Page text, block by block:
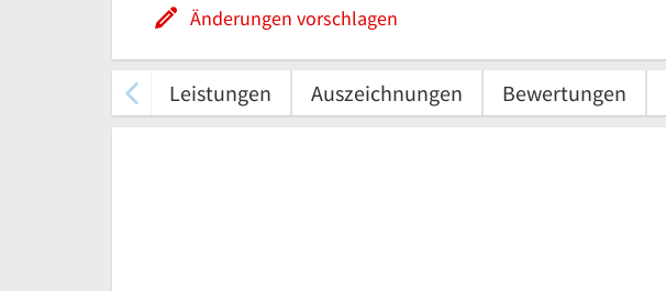
Änderungen vorschlagen
Leistungen Auszeichnungen Bewertungen